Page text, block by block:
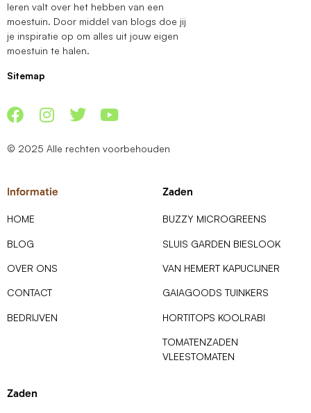
leren valt over het hebben van een
moestuin. Door middel van blogs doe jij
je inspiratie op om alles uit jouw eigen
moestuin te halen.
Sitemap
© 2025 Alle rechten voorbehouden
Informatie
HOME
BLOG
OVER ONS
CONTACT
BEDRIJVEN
Zaden
BUZZY MICROGREENS
SLUIS GARDEN BIESLOOK
VAN HEMERT KAPUCIJNER
GAIAGOODS TUINKERS
HORTITOPS KOOLRABI
TOMATENZADEN
VLEESTOMATEN
Zaden